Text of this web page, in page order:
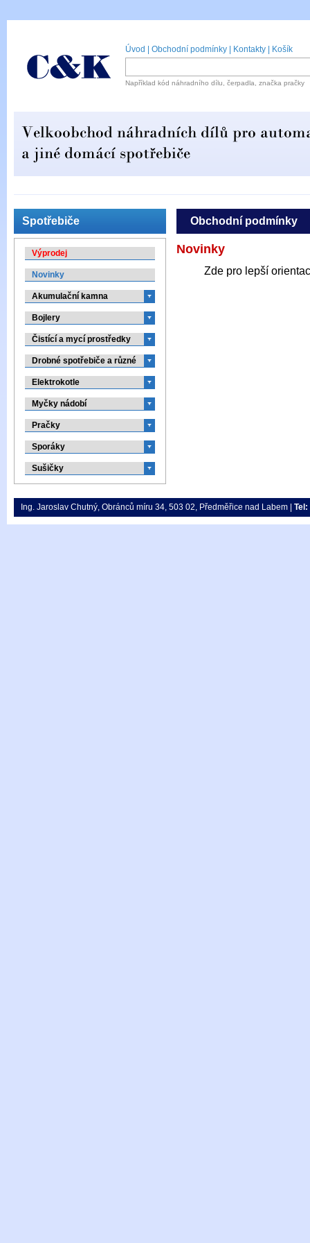
Úvod Obchodní podmínky Kontakty Košík
Například kód náhradního dílu, čerpadla, značka pračky
Obchodní podmínky
Novinky
Zde pro lepší
Spotřebiče
Výprodej
Novinky
Akumulační kamna
Bojlery
Čistící a mycí prostředky
Drobné spotřebiče a různé
Elektrokotle
Myčky nádobí
Pračky
Sporáky
Sušičky
Ing. Jaroslav Chutný, Obránců míru 34, 503 02, Předměřice nad Labem | Tel: